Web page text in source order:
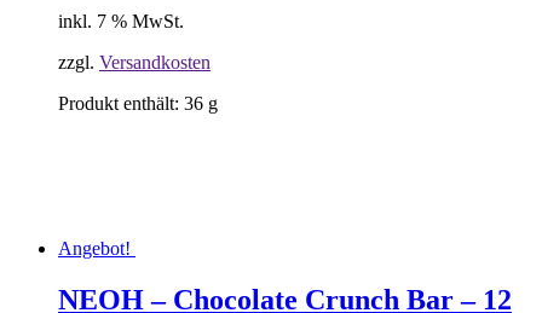
war:
ist:
inkl. 7 % MwSt.
zzgl. Versandkosten
Produkt enthält: 36 g
Angebot!
NEOH – Chocolate Crunch Bar – 12